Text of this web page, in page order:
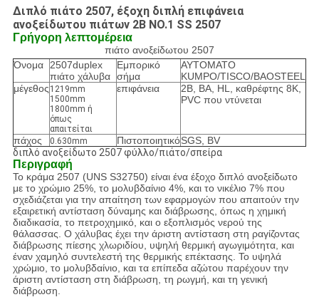
Διπλό πιάτο 2507, έξοχη διπλή επιφάνεια
ανοξείδωτου πιάτων 2B NO.1 SS 2507
Γρήγορη λεπτομέρεια
πιάτο ανοξείδωτου 2507
Όνομα 2507duplex
πιάτο χάλυβα
Εμπορικό
σήμα
ΑΥΤΟΜΑΤΟ
KUMPO/TISCO/BAOSTEEL
μέγεθος 1219mm
1500mm
1800mm ή
όπως
απαιτείται
επιφάνεια
2B, BA, HL, καθρέφτης 8K,
PVC που ντύνεται
πάχος 0.630mm ΠιστοποιητικόSGS, BV
διπλό ανοξείδωτο 2507 φύλλο/πιάτο/σπείρα
Περιγραφή
Το κράμα 2507 (UNS S32750) είναι ένα έξοχο διπλό ανοξείδωτο
με το χρώμιο 25%, το μολυβδαίνιο 4%, και το νικέλιο 7% που
σχεδιάζεται για την απαίτηση των εφαρμογών που απαιτούν την
εξαιρετική αντίσταση δύναμης και διάβρωσης, όπως η χημική
διαδικασία, το πετροχημικό, και ο εξοπλισμός νερού της
θάλασσας. Ο χάλυβας έχει την άριστη αντίσταση στη ραγίζοντας
διάβρωσης πίεσης χλωριδίου, υψηλή θερμική αγωγιμότητα, και
έναν χαμηλό συντελεστή της θερμικής επέκτασης. Το υψηλά
χρώμιο, το μολυβδαίνιο, και τα επίπεδα αζώτου παρέχουν την
άριστη αντίσταση στη διάβρωση, τη ρωγμή, και τη γενική
διάβρωση.